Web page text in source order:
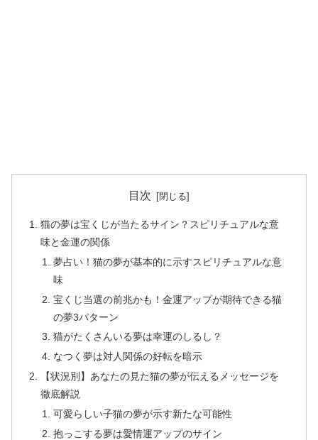
目次
猫の夢は宝くじが当たるサイン？スピリチュアルな意
味と金運の関係
夢占い！猫の夢が基本的に示すスピリチュアルな意
味
宝くじ当選の前兆かも！金運アップが期待できる猫
の夢3パターン
猫がたくさんいる夢は幸運のしるし？
なつく夢は対人関係の好転を暗示
【状況別】あなたの見た猫の夢が伝えるメッセージを
徹底解説
可愛らしい子猫の夢が示す新たな可能性
抱っこする夢は愛情運アップのサイン